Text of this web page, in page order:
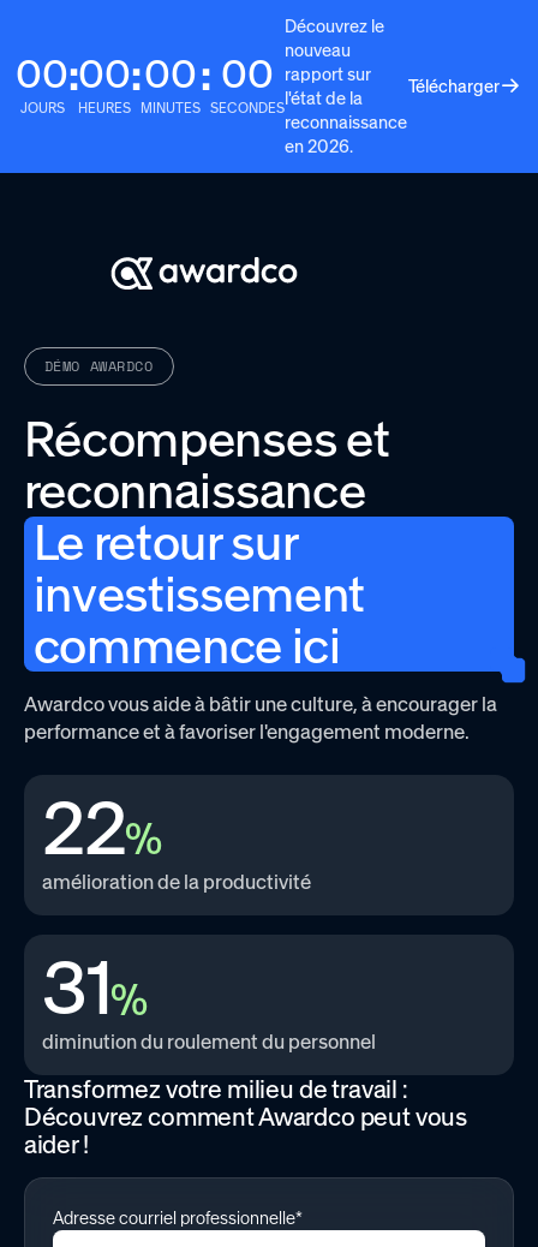
00
JOURS
:00
HEURES
:00
MINUTES
: 00
SECONDES
Découvrez le
nouveau
rapport sur
l'état de la
reconnaissance
en 2026.
Télécharger
DÉMO AWARDCO
Récompenses et
reconnaissance
Le retour sur
investissement
commence ici
Awardco vous aide à bâtir une culture, à encourager la
performance et à favoriser l'engagement moderne.
22%
amélioration de la productivité
31%
diminution du roulement du personnel
Transformez votre milieu de travail :
Découvrez comment Awardco peut vous
aider !
Adresse courriel professionnelle*